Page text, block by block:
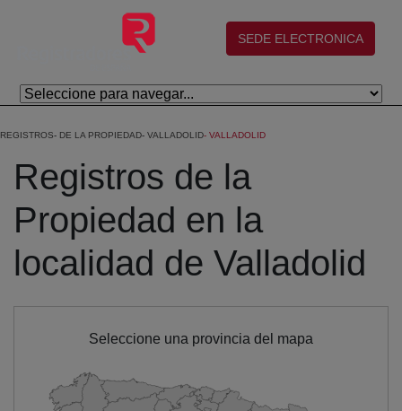
Skip to Main Content
(abre en nueva ventana)
SEDE ELECTRONICA
REGISTROS DE LA PROPIEDAD VALLADOLID VALLADOLID
Registros de la
Propiedad en la
localidad de Valladolid
Seleccione una provincia del mapa